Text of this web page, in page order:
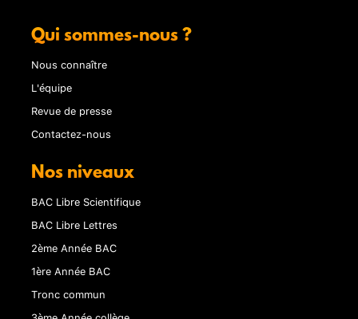
Qui sommes-nous ?
Nous connaître
L'équipe
Revue de presse
Contactez-nous
Nos niveaux
BAC Libre Scientifique
BAC Libre Lettres
2ème Année BAC
1ère Année BAC
Tronc commun